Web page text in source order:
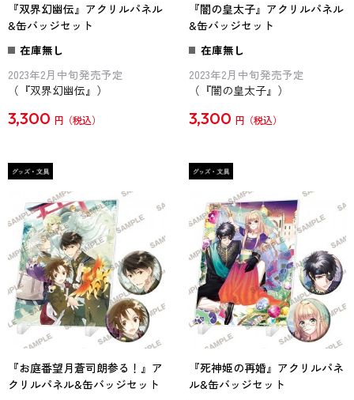
『双界幻幽伝』アクリルパネル
&缶バッジセット
在庫無し
2023年2月中旬発売予定
（『双界幻幽伝』）
3,300 円
『闇の皇太子』アクリルパネル
&缶バッジセット
在庫無し
2023年2月中旬発売予定
（『闇の皇太子』）
3,300 円
『お庭番望月蒼司朗参る！』ア
クリルパネル&缶バッジセット
『死神姫の再婚』アクリルパネ
ル&缶バッジセット